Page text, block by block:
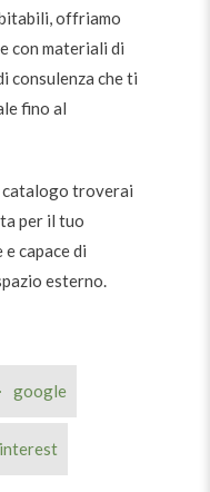
offriamo
con materiali di
consulenza che ti
fino al
troverai
per il tuo
capace di
esterno.
google